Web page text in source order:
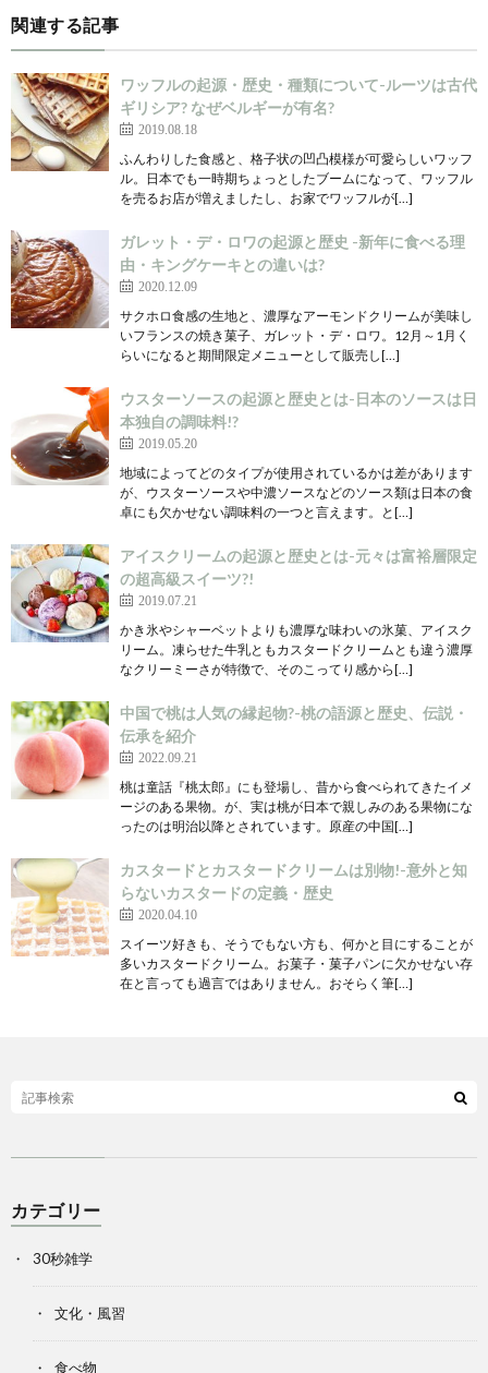
関連する記事
ワッフルの起源・歴史・種類について-ルーツは古代
ギリシア? なぜベルギーが有名?
2019.08.18
ふんわりした食感と、格子状の凹凸模様が可愛らしいワッフ
ル。日本でも一時期ちょっとしたブームになって、ワッフル
を売るお店が増えましたし、お家でワッフルが[…]
ガレット・デ・ロワの起源と歴史 -新年に食べる理
由・キングケーキとの違いは?
2020.12.09
サクホロ食感の生地と、濃厚なアーモンドクリームが美味し
いフランスの焼き菓子、ガレット・デ・ロワ。12月～1月く
らいになると期間限定メニューとして販売し[…]
ウスターソースの起源と歴史とは-日本のソースは日
本独自の調味料!?
2019.05.20
地域によってどのタイプが使用されているかは差があります
が、ウスターソースや中濃ソースなどのソース類は日本の食
卓にも欠かせない調味料の一つと言えます。と[…]
アイスクリームの起源と歴史とは-元々は富裕層限定
の超高級スイーツ?!
2019.07.21
かき氷やシャーベットよりも濃厚な味わいの氷菓、アイスク
リーム。凍らせた牛乳ともカスタードクリームとも違う濃厚
なクリーミーさが特徴で、そのこってり感から[…]
中国で桃は人気の縁起物?-桃の語源と歴史、伝説・
伝承を紹介
2022.09.21
桃は童話『桃太郎』にも登場し、昔から食べられてきたイメ
ージのある果物。が、実は桃が日本で親しみのある果物にな
ったのは明治以降とされています。原産の中国[…]
カスタードとカスタードクリームは別物!-意外と知
らないカスタードの定義・歴史
2020.04.10
スイーツ好きも、そうでもない方も、何かと目にすることが
多いカスタードクリーム。お菓子・菓子パンに欠かせない存
在と言っても過言ではありません。おそらく筆[…]
カテゴリー
30秒雑学
文化・風習
食べ物